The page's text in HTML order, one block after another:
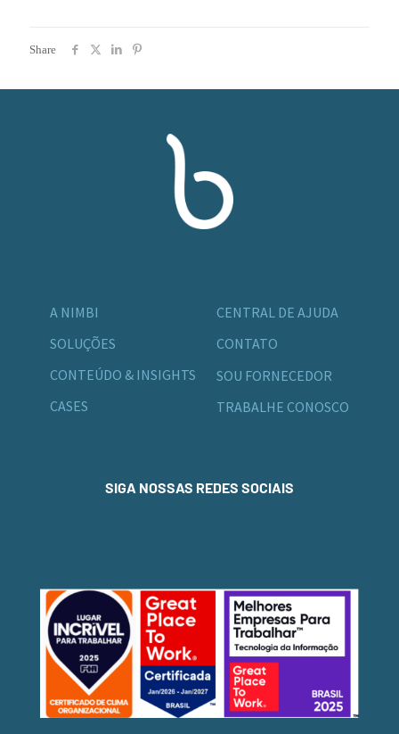
Share
A NIMBI
SOLUÇÕES
CONTEÚDO & INSIGHTS
CASES
CENTRAL DE AJUDA
CONTATO
SOU FORNECEDOR
TRABALHE CONOSCO
SIGA NOSSAS REDES SOCIAIS